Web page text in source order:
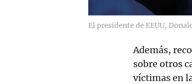
El presidente de EEUU,
Además,
sobre otros
víctimas en